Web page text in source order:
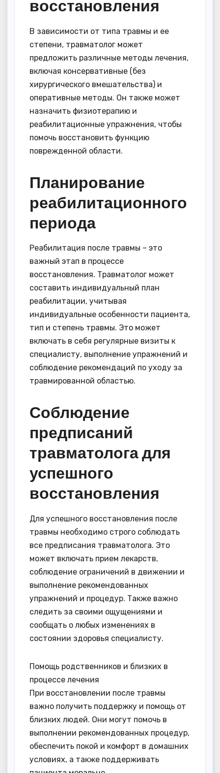
восстановления
В зависимости от типа травмы и ее
степени, травматолог может
предложить различные методы лечения,
включая консервативные (без
хирургического вмешательства) и
оперативные методы. Он также может
назначить физиотерапию и
реабилитационные упражнения, чтобы
помочь восстановить функцию
поврежденной области.
Планирование
реабилитационного
периода
Реабилитация после травмы – это
важный этап в процессе
восстановления. Травматолог может
составить индивидуальный план
реабилитации, учитывая
индивидуальные особенности пациента,
тип и степень травмы. Это может
включать в себя регулярные визиты к
специалисту, выполнение упражнений и
соблюдение рекомендаций по уходу за
травмированной областью.
Соблюдение
предписаний
травматолога для
успешного
восстановления
Для успешного восстановления после
травмы необходимо строго соблюдать
все предписания травматолога. Это
может включать прием лекарств,
соблюдение ограничений в движении и
выполнение рекомендованных
упражнений и процедур. Также важно
следить за своими ощущениями и
сообщать о любых изменениях в
состоянии здоровья специалисту.
Помощь родственников и близких в
процессе лечения
При восстановлении после травмы
важно получить поддержку и помощь от
близких людей. Они могут помочь в
выполнении рекомендованных процедур,
обеспечить покой и комфорт в домашних
условиях, а также поддерживать